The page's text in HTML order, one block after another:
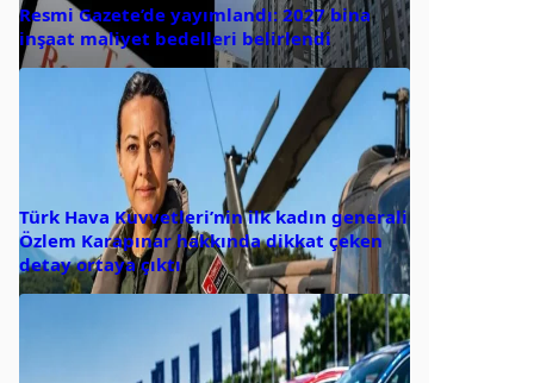
Resmi Gazete’de yayımlandı: 2027 bina
inşaat maliyet bedelleri belirlendi
Türk Hava Kuvvetleri’nin ilk kadın generali
Özlem Karapınar hakkında dikkat çeken
detay ortaya çıktı